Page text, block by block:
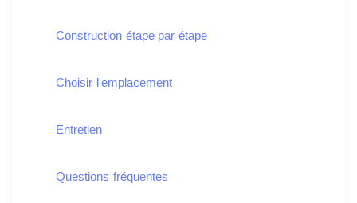
Construction étape par étape
Choisir l'emplacement
Entretien
Questions fréquentes